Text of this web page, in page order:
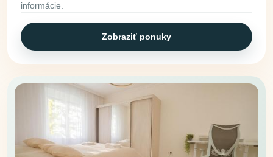
informácie.
Zobraziť ponuky